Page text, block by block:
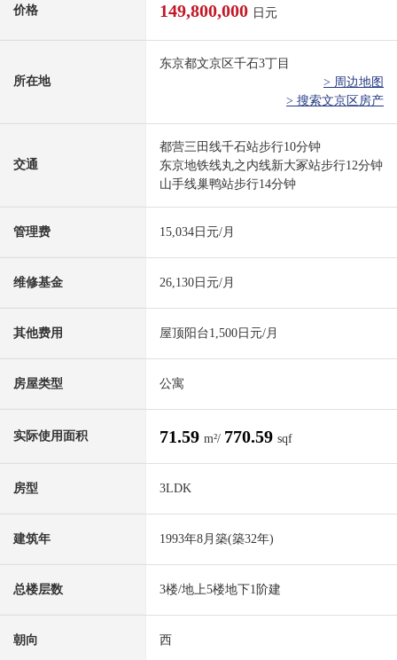
价格 149,800,000 日元
所在地
东京都文京区千石3丁目
> 周边地图
> 搜索文京区房产
交通
都营三田线千石站步行10分钟
东京地铁线丸之内线新大冢站步行12分钟
山手线巢鸭站步行14分钟
管理费 15,034日元/月
维修基金 26,130日元/月
其他费用 屋顶阳台1,500日元/月
房屋类型 公寓
实际使用面积 71.59 m²/ 770.59 sqf
房型 3LDK
建筑年 1993年8月築(築32年)
总楼层数 3楼/地上5楼地下1阶建
朝向 西